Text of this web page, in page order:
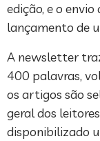
edição, e o
lançamento de
A newsletter
400 palavras,
os artigos são
geral dos
disponibilizado